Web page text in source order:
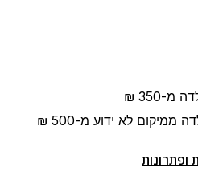
מ-350 ₪
ממיקום לא ידוע מ-500 ₪
ופתרונות